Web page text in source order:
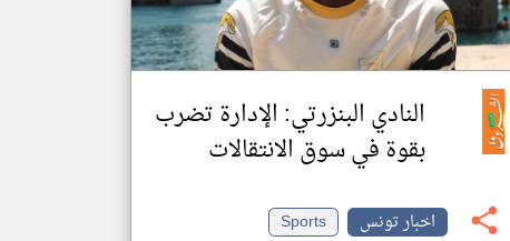
النادي البنزرتي: الإدارة تضرب
بقوة في سوق الانتقالات
اخبار تونس
Sports